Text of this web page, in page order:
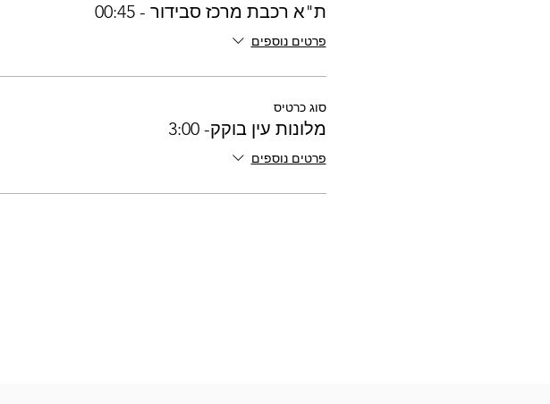
ת"א רכבת מרכז סבידור - 00:45
פרטים נוספים
סוג כרטיס
מלונות עין בוקק- 3:00
פרטים נוספים